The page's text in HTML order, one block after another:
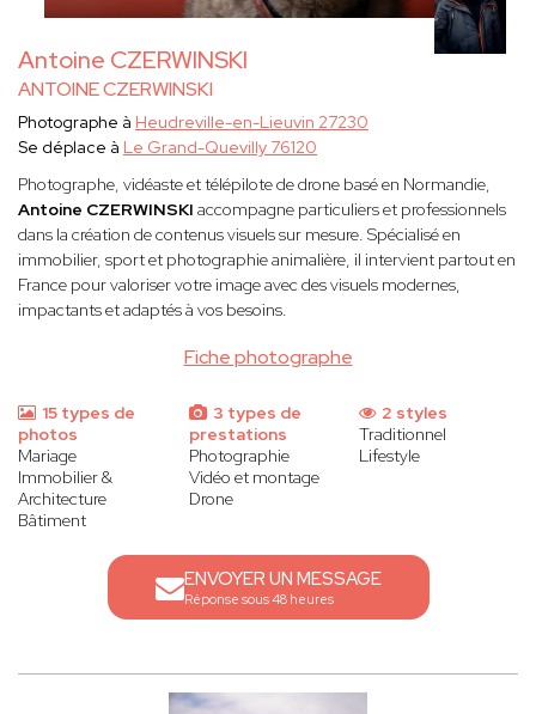
Antoine CZERWINSKI
ANTOINE CZERWINSKI
Fiche photographe
Photographe à Heudreville-en-Lieuvin 27230
Se déplace à Le Grand-Quevilly 76120
Photographe, vidéaste et télépilote de drone basé en Normandie,
Antoine CZERWINSKI accompagne particuliers et professionnels
dans la création de contenus visuels sur mesure. Spécialisé en
immobilier, sport et photographie animalière, il intervient partout en
France pour valoriser votre image avec des visuels modernes,
impactants et adaptés à vos besoins.
15 types de
photos
Mariage
Immobilier &
Architecture
Bâtiment
3 types de
prestations
Photographie
Vidéo et montage
Drone
2 styles
Traditionnel
Lifestyle
ENVOYER UN MESSAGE
Réponse sous 48 heures